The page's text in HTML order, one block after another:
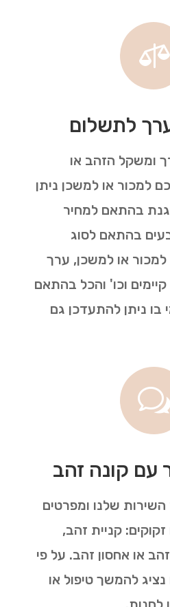

לתשלום
ומשקל הזהב או
למכור או למשכן ניתן
בהתאם למחיר
בהתאם לסוג
או למשכן, ערך
וכו' והכל בהתאם
בו ניתן להתעדכן גם
w
עם קונה זהב
שלנו ומפרטים
קניית זהב,
או אחסון זהב. על פי
להמשך טיפול או